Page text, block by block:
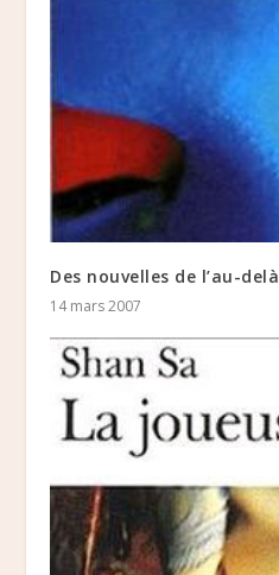
Des nouvelles de l’au-delà
14 mars 2007